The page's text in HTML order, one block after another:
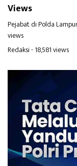
Views
Pejabat di Polda
views
Redaksi- 18,581 views